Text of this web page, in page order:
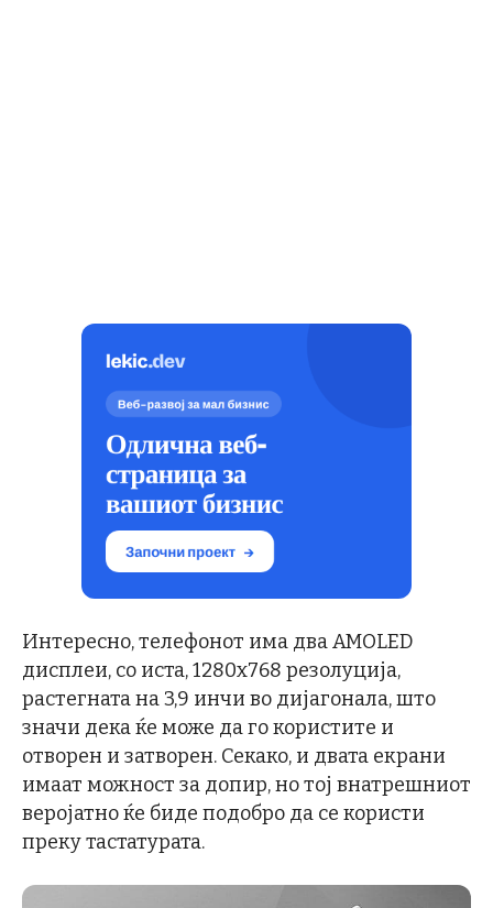
Интересно, телефонот има два AMOLED
дисплеи, со иста, 1280х768 резолуција,
растегната на 3,9 инчи во дијагонала, што
значи дека ќе може да го користите и
отворен и затворен. Секако, и двата екрани
имаат можност за допир, но тој внатрешниот
веројатно ќе биде подобро да се користи
преку тастатурата.